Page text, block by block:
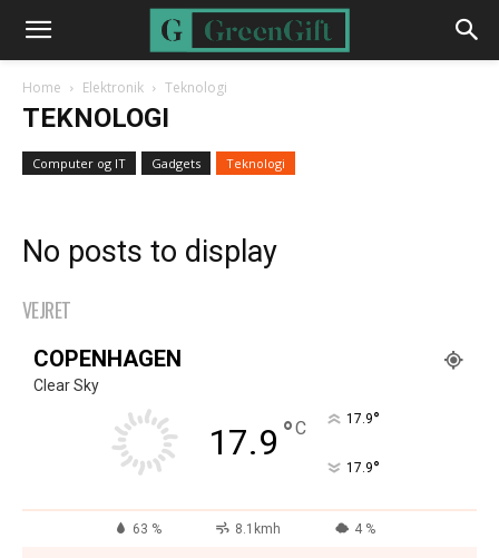
Home Elektronik Teknologi
TEKNOLOGI
Computer og IT Gadgets Teknologi
No posts to display
VEJRET
COPENHAGEN
Clear Sky
17.9 °C 17.9°
17.9°
63 % 8.1kmh 4 %